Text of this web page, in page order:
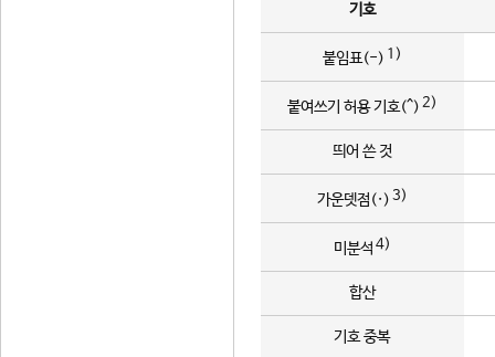
기호
붙임표(-) 1)
붙여쓰기 허용 기호(^) 2)
띄어 쓴 것
가운뎃점(·) 3)
미분석 4)
합산
기호 중복